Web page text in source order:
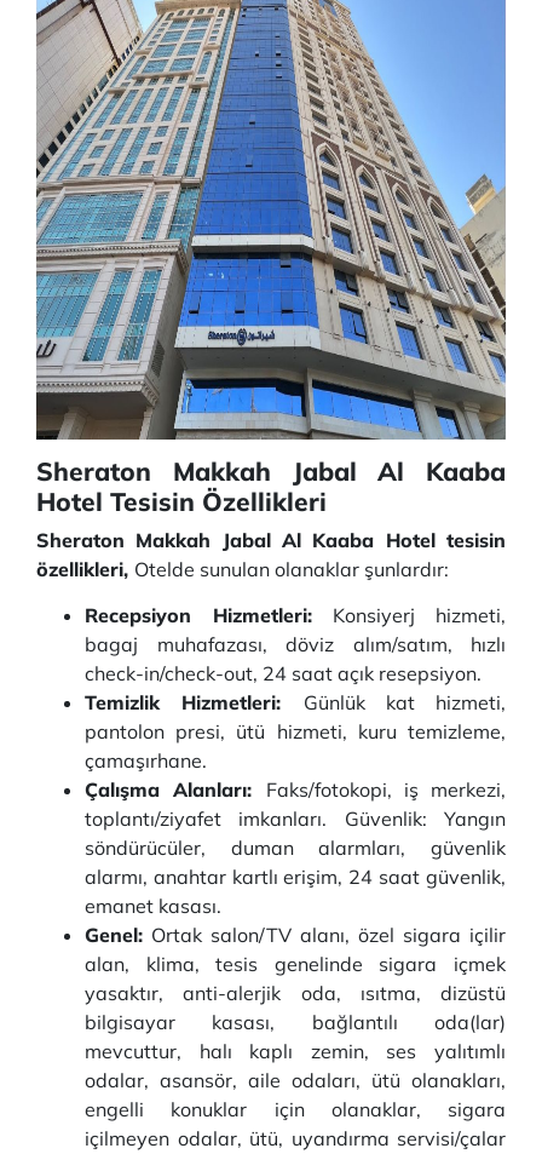
Sheraton Makkah Jabal Al Kaaba
Hotel Tesisin Özellikleri
Sheraton Makkah Jabal Al Kaaba Hotel tesisin
özellikleri, Otelde sunulan olanaklar şunlardır:
Recepsiyon Hizmetleri: Konsiyerj hizmeti,
bagaj muhafazası, döviz alım/satım, hızlı
check-in/check-out, 24 saat açık resepsiyon.
Temizlik Hizmetleri: Günlük kat hizmeti,
pantolon presi, ütü hizmeti, kuru temizleme,
çamaşırhane.
Çalışma Alanları: Faks/fotokopi, iş merkezi,
toplantı/ziyafet imkanları. Güvenlik: Yangın
söndürücüler, duman alarmları, güvenlik
alarmı, anahtar kartlı erişim, 24 saat güvenlik,
emanet kasası.
Genel: Ortak salon/TV alanı, özel sigara içilir
alan, klima, tesis genelinde sigara içmek
yasaktır, anti-alerjik oda, ısıtma, dizüstü
bilgisayar kasası, bağlantılı oda(lar)
mevcuttur, halı kaplı zemin, ses yalıtımlı
odalar, asansör, aile odaları, ütü olanakları,
engelli konuklar için olanaklar, sigara
içilmeyen odalar, ütü, uyandırma servisi/çalar